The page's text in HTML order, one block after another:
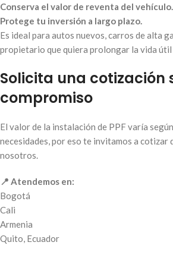
Conserva el valor de reventa del vehículo.
Protege tu inversión a largo plazo.
Es ideal para autos nuevos, carros de alta
propietario que quiera prolongar la vida
Solicita una cotización
compromiso
El valor de la instalación de PPF varía
necesidades, por eso te invitamos a cotizar
nosotros.
📍 Atendemos en:
Bogotá
Cali
Armenia
Quito, Ecuador